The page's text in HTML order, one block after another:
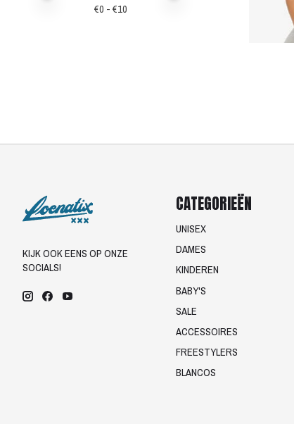
€0 - €10
KIJK OOK EENS OP ONZE
SOCIALS!
CATEGORIEËN
UNISEX
DAMES
KINDEREN
BABY'S
SALE
ACCESSOIRES
FREESTYLERS
BLANCOS